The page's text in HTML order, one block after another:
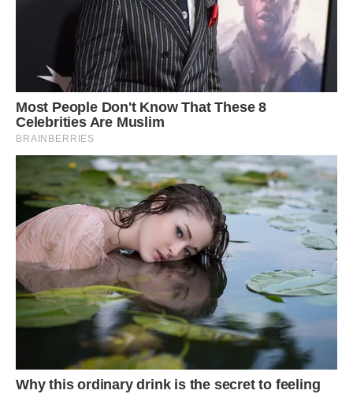
Щоб всю зиму ласувати смачною і корисною ріпчастою
цибулею, потрібно її правильно прибрати на зберігання.
Сподіваємося, наші поради допоможуть вам у цьому.